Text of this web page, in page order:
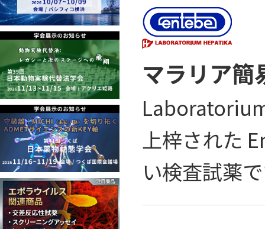
マラリア
上梓された
い検査試薬